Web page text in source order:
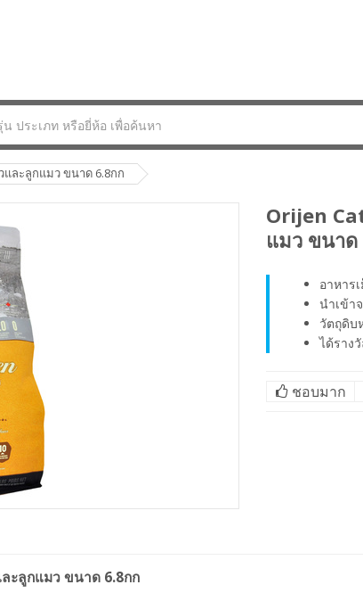
และลูกแมว ขนาด 6.8กก
Orijen
แมว ขนาด
อาหาร
นำเข้า
วัตถุดิบ
ได้ราง
ชอบมาก
ลูกแมว ขนาด 6.8กก